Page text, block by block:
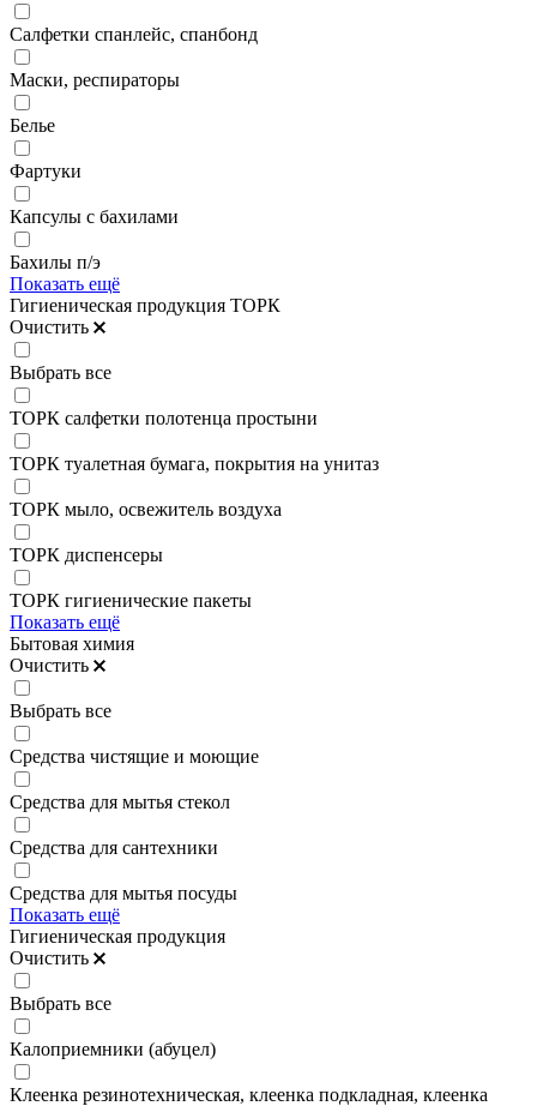
Салфетки спанлейс, спанбонд
Маски, респираторы
Белье
Фартуки
Капсулы с бахилами
Бахилы п/э
Показать ещё
Гигиеническая продукция ТОРК
Очистить
Выбрать все
ТОРК салфетки полотенца простыни
ТОРК туалетная бумага, покрытия на унитаз
ТОРК мыло, освежитель воздуха
ТОРК диспенсеры
ТОРК гигиенические пакеты
Показать ещё
Бытовая химия
Очистить
Выбрать все
Средства чистящие и моющие
Средства для мытья стекол
Средства для сантехники
Средства для мытья посуды
Показать ещё
Гигиеническая продукция
Очистить
Выбрать все
Калоприемники (абуцел)
Клеенка резинотехническая, клеенка подкладная, клеенка